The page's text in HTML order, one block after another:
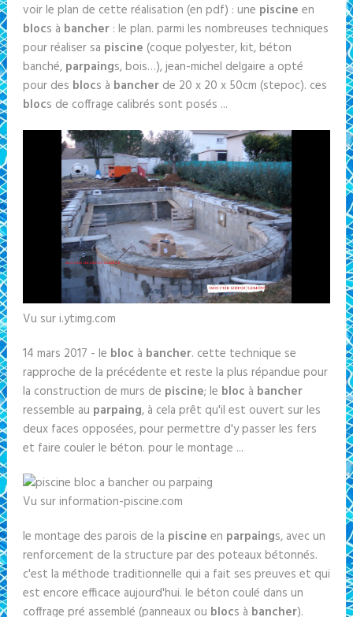
voir le plan de cette réalisation (en pdf) : une piscine en
blocs à bancher: le plan. parmi les nombreuses techniques
pour réaliser sa piscine (coque polyester, kit, béton
banché, parpaings, bois…), jean-michel delgaire a opté
pour des blocs à bancherde 20 x 20 x 50cm (stepoc). ces
blocs de coffrage calibrés sont posés ...
Vu sur i.ytimg.com
14 mars 2017 - le bloc à bancher. cette technique se
rapproche de la précédente et reste la plus répandue pour
la construction de murs de piscine; le bloc à bancher
ressemble au parpaing, à cela prêt qu'il est ouvert sur les
deux faces opposées, pour permettre d'y passer les fers
et faire couler le béton. pour le montage ...
Vu sur information-piscine.com
le montage des parois de la piscine en parpaings, avec un
renforcement de la structure par des poteaux bétonnés.
c'est la méthode traditionnelle qui a fait ses preuves et qui
est encore efficace aujourd'hui. le béton coulé dans un
coffrage pré assemblé (panneaux ou blocs à bancher).